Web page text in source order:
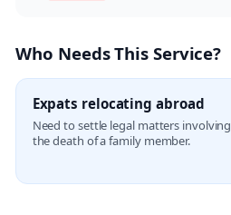
Who Needs This Service?
Expats relocating abroad
Need to settle legal matters involving
the death of a family member.